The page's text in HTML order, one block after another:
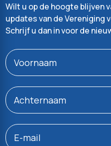
Wilt u op de hoogte blijven
updates van de Vereniging
Schrijf u dan in voor de